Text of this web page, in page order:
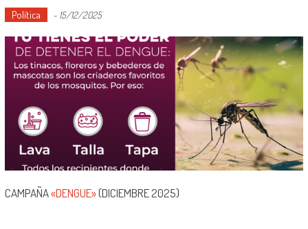
Política - 15/12/2025
CAMPAÑA«DENGUE»(DICIEMBRE 2025)